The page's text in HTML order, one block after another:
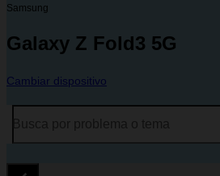
Samsung
Galaxy Z Fold3 5G
Cambiar dispositivo